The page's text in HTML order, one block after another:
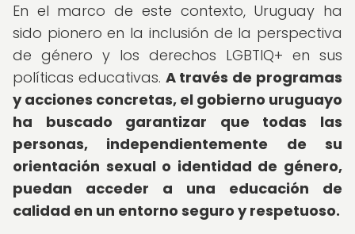
En el marco de este contexto, Uruguay ha
sido pionero en la inclusión de la perspectiva
de género y los derechos LGBTIQ+ en sus
políticas educativas. A través de programas
y acciones concretas, el gobierno uruguayo
ha buscado garantizar que todas las
personas, independientemente de su
orientación sexual o identidad de género,
puedan acceder a una educación de
calidad en un entorno seguro y respetuoso.